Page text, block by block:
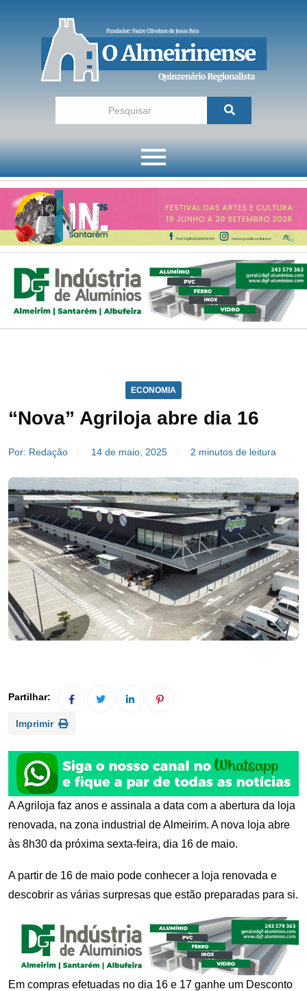
ECONOMIA
“Nova” Agriloja abre dia 16
Por: Redação 14 de maio, 2025 2 minutos de leitura
Imprimir
A Agriloja faz anos e assinala a data com a abertura da loja
renovada, na zona industrial de Almeirim. A nova loja abre
às 8h30 da próxima sexta-feira, dia 16 de maio.
A partir de 16 de maio pode conhecer a loja renovada e
descobrir as várias surpresas que estão preparadas para si.
Em compras efetuadas no dia 16 e 17 ganhe um Desconto